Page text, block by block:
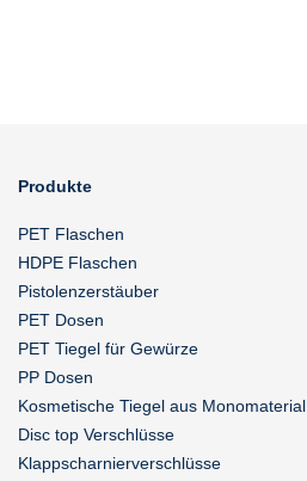
Produkte
PET Flaschen
HDPE Flaschen
Pistolenzerstäuber
PET Dosen
PET Tiegel für Gewürze
PP Dosen
Kosmetische Tiegel aus Monomaterial
Disc top Verschlüsse
Klappscharnierverschlüsse